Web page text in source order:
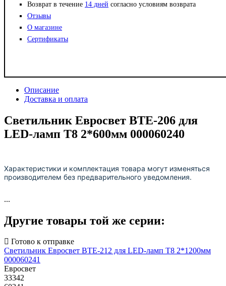
Возврат в течение 14 дней согласно условиям возврата
Отзывы
О магазине
Сертификаты
Описание
Доставка и оплата
Светильник Евросвет BTE-206 для
LED-ламп Т8 2*600мм 000060240
Характеристики и комплектация товара могут изменяться
производителем без предварительного уведомления.
...
Другие товары той же серии:
Светильник Евросвет BTE-212 для LED-ламп Т8 2*1200мм
000060241
Евросвет
33342